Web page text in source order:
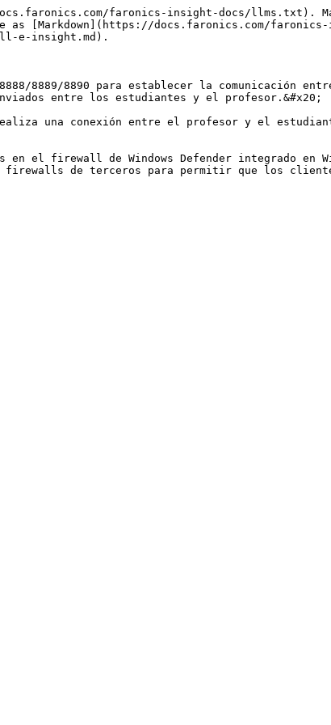
faronics-insight-docs/llms.txt).
as [Markdown](https://docs.faronics.com/
e-insight.md).
8889/8890 para establecer la comunicación
entre los estudiantes y el profesor.&#x20;
una conexión entre el profesor y el
el firewall de Windows Defender integrado en
de terceros para permitir que los clientes